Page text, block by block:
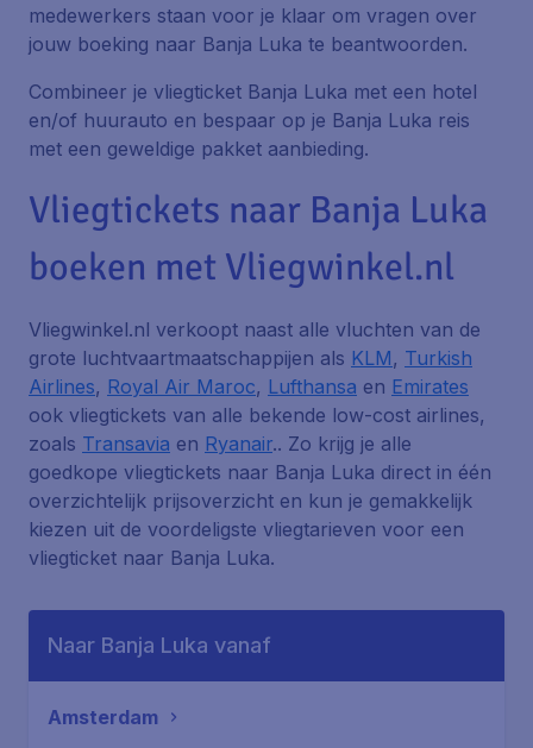
medewerkers staan voor je klaar om vragen over
jouw boeking naar Banja Luka te beantwoorden.
Combineer je vliegticket Banja Luka met een hotel
en/of huurauto en bespaar op je Banja Luka reis
met een geweldige pakket aanbieding.
Vliegtickets naar Banja Luka
boeken met Vliegwinkel.nl
Vliegwinkel.nl verkoopt naast alle vluchten van de
grote luchtvaartmaatschappijen als KLM, Turkish
Airlines, Royal Air Maroc, Lufthansa en Emirates
ook vliegtickets van alle bekende low-cost airlines,
zoals Transavia en Ryanair.. Zo krijg je alle
goedkope vliegtickets naar Banja Luka direct in één
overzichtelijk prijsoverzicht en kun je gemakkelijk
kiezen uit de voordeligste vliegtarieven voor een
vliegticket naar Banja Luka.
Naar Banja Luka vanaf
Amsterdam